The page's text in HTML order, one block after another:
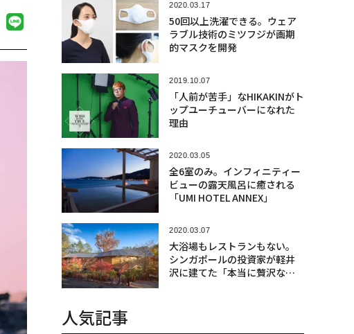
2020.03.17
50回以上洗濯できる。ウェア
ラブル技術のミツフジが画期
的マスクを開発
2019.10.07
「人前が苦手」なHIKAKINがト
ップユーチューバーになれた
理由
2020.03.05
全6室のみ。インフィニティー
ビューの露天風呂に癒される
「UMI HOTEL ANNEX」
2020.03.07
大浴場もレストランもない。
シンガポールの投資家が軽井
沢に建てた「本当に贅沢な
人気記事